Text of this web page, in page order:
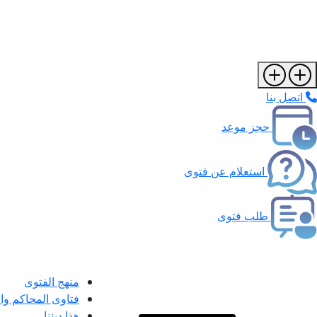
اتصل بنا
حجز موعد
استعلام عن فتوى
طلب فتوى
منهج الفتوى
فتاوى المحاكم